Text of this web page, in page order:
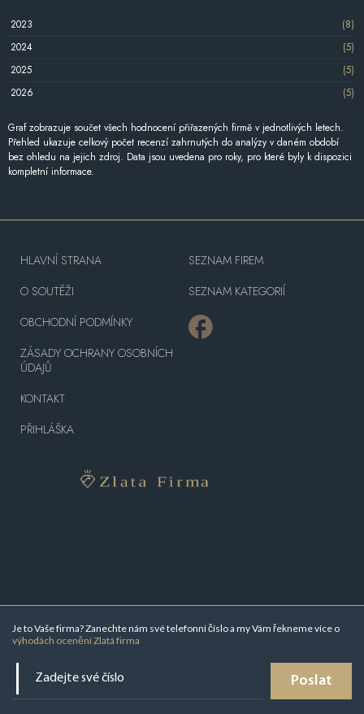
2023
(8)
2024
(5)
2025
(5)
2026
(5)
Graf zobrazuje součet všech hodnocení přiřazených firmě v jednotlivých letech.
Přehled ukazuje celkový počet recenzí zahrnutých do analýzy v daném období
bez ohledu na jejich zdroj. Data jsou uvedena pro roky, pro které byly k dispozici
kompletní informace.
Je to Vaše firma? Zanechte nám své telefonní číslo a my Vám řekneme více o
výhodách ocenění Zlatá firma
Poslat
HLAVNÍ STRANA
O SOUTĚŽI
OBCHODNÍ PODMÍNKY
ZÁSADY OCHRANY OSOBNÍCH
ÚDAJŮ
KONTAKT
PŘIHLÁŠKA
SEZNAM FIREM
SEZNAM KATEGORIÍ